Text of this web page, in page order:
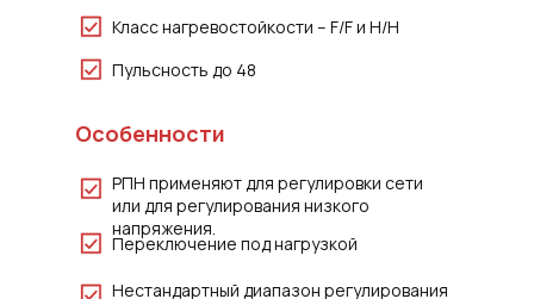
Пульсность до 48
Класс нагревостойкости – F/F и H/H
Нестандартный диапазон регулирования
Переключение под нагрузкой
РПН применяют для регулировки сети
или для регулирования низкого
напряжения.
Особенности